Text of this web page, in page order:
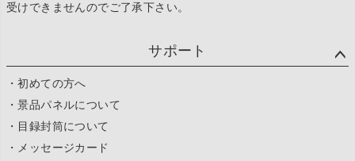
受けできませんのでご了承下さい。
サポート
・初めての方へ
・景品パネルについて
・目録封筒について
・メッセージカード